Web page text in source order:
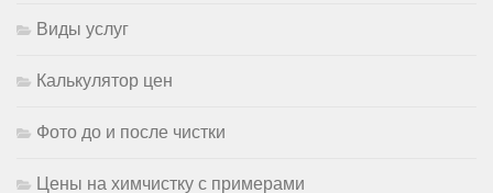
Виды услуг
Калькулятор цен
Фото до и после чистки
Цены на химчистку с примерами